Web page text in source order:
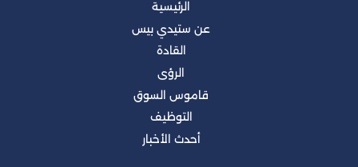
الرئيسية
عن ستيدي بيس
القادة
الرؤى
قاموس السوق
التوظيف
أحدث الأخبار